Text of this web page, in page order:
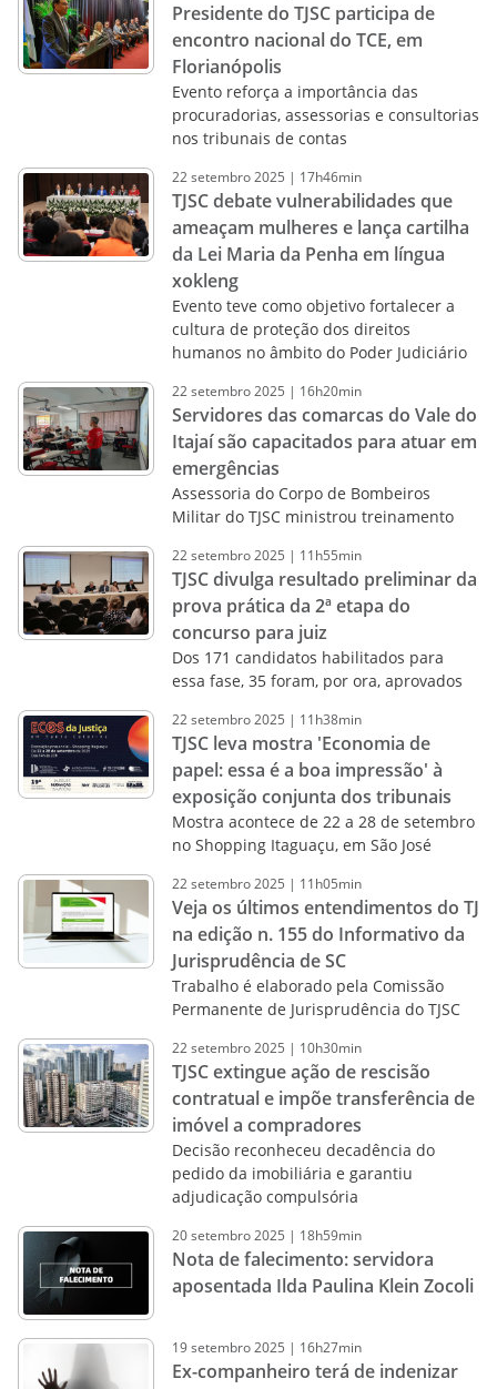
Presidente do TJSC participa de
encontro nacional do TCE, em
Florianópolis
Evento reforça a importância das
procuradorias, assessorias e consultorias
nos tribunais de contas
22setembro2025 | 17h46min
TJSC debate vulnerabilidades que
ameaçam mulheres e lança cartilha
da Lei Maria da Penha em língua
xokleng
Evento teve como objetivo fortalecer a
cultura de proteção dos direitos
humanos no âmbito do Poder Judiciário
22setembro2025 | 16h20min
Servidores das comarcas do Vale do
Itajaí são capacitados para atuar em
emergências
Assessoria do Corpo de Bombeiros
Militar do TJSC ministrou treinamento
22setembro2025 | 11h55min
TJSC divulga resultado preliminar da
prova prática da 2ª etapa do
concurso para juiz
Dos 171 candidatos habilitados para
essa fase, 35 foram, por ora, aprovados
22setembro2025 | 11h38min
TJSC leva mostra 'Economia de
papel: essa é a boa impressão' à
exposição conjunta dos tribunais
Mostra acontece de 22 a 28 de setembro
no Shopping Itaguaçu, em São José
22setembro2025 | 11h05min
Veja os últimos entendimentos do TJ
na edição n. 155 do Informativo da
Jurisprudência de SC
Trabalho é elaborado pela Comissão
Permanente de Jurisprudência do TJSC
22setembro2025 | 10h30min
TJSC extingue ação de rescisão
contratual e impõe transferência de
imóvel a compradores
Decisão reconheceu decadência do
pedido da imobiliária e garantiu
adjudicação compulsória
20setembro2025 | 18h59min
Nota de falecimento: servidora
aposentada Ilda Paulina Klein Zocoli
19setembro2025 | 16h27min
Ex-companheiro terá de indenizar